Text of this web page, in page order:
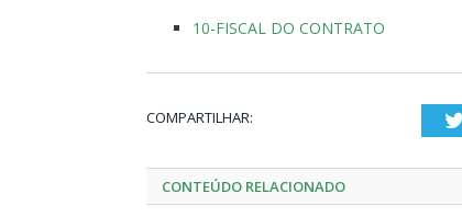
10-FISCAL DO CONTRATO
COMPARTILHAR:
CONTEÚDO RELACIONADO